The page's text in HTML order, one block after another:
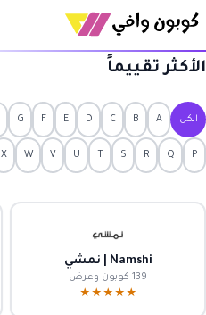
الأكثر تقييماً
الكل A
B
C
D
E
F
G
P
Q
R
S
T
U
V
W
X
Namshi | نمشي
139 كوبون وعرض
★★★★★